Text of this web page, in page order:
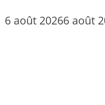
6 août 20266 août